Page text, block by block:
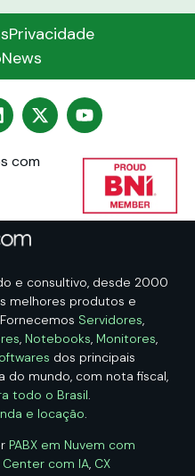
Privacidade
com
e consultivo, desde 2000
melhores produtos e
Servidores,
, Notebooks, Monitores,
dos principais
do mundo, com nota fiscal,
todo o Brasil.
e locação.
PABX em Nuvem com
com IA, CX